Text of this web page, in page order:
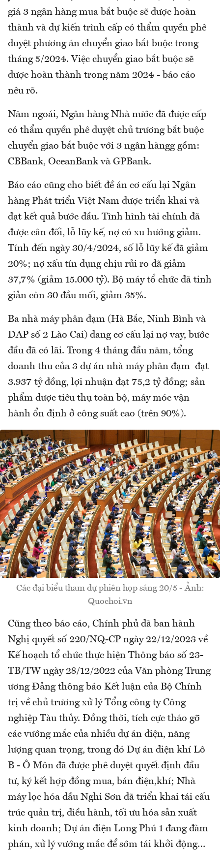
giá 3 ngân hàng mua bắt buộc sẽ được hoàn
thành và dự kiến trình cấp có thẩm quyền phê
duyệt phương án chuyển giao bắt buộc trong
tháng 5/2024. Việc chuyển giao bắt buộc sẽ
được hoàn thành trong năm 2024 - báo cáo
nêu rõ.
Năm ngoái, Ngân hàng Nhà nước đã được cấp
có thẩm quyền phê duyệt chủ trương bắt buộc
chuyển giao bắt buộc với 3 ngân hàngg gồm:
CBBank, OceanBank và GPBank.
Báo cáo cũng cho biết đề án cơ cấu lại Ngân
hàng Phát triển Việt Nam được triển khai và
đạt kết quả bước đầu. Tình hình tài chính đã
được cân đối, lỗ lũy kế, nợ có xu hướng giảm.
Tính đến ngày 30/4/2024, số lỗ lũy kế đã giảm
20%; nợ xấu tín dụng chịu rủi ro đã giảm
37,7% (giảm 15.000 tỷ). Bộ máy tổ chức đã tinh
giản còn 30 đầu mối, giảm 35%.
Ba nhà máy phân đạm (Hà Bắc, Ninh Bình và
DAP số 2 Lào Cai) đang cơ cấu lại nợ vay, bước
đầu đã có lãi. Trong 4 tháng đầu năm, tổng
doanh thu của 3 dự án nhà máy phân đạm đạt
3.937 tỷ đồng, lợi nhuận đạt 75,2 tỷ đồng; sản
phẩm được tiêu thụ toàn bộ, máy móc vận
hành ổn định ở công suất cao (trên 90%).
Các đại biểu tham dự phiên họp sáng 20/5 - Ảnh:
Quochoi.vn
Cũng theo báo cáo, Chính phủ đã ban hành
Nghị quyết số 220/NQ-CP ngày 22/12/2023 về
Kế hoạch tổ chức thực hiện Thông báo số 23-
TB/TW ngày 28/12/2022 của Văn phòng Trung
ương Đảng thông báo Kết luận của Bộ Chính
trị về chủ trương xử lý Tổng công ty Công
nghiệp Tàu thủy. Đồng thời, tích cực tháo gỡ
các vướng mắc của nhiều dự án điện, năng
lượng quan trọng, trong đó Dự án điện khí Lô
B - Ô Môn đã được phê duyệt quyết định đầu
tư, ký kết hợp đồng mua, bán điện,khí; Nhà
máy lọc hóa dầu Nghi Sơn đã triển khai tái cấu
trúc quản trị, điều hành, tối ưu hóa sản xuất
kinh doanh; Dự án điện Long Phú 1 đang đàm
phán, xử lý vướng mắc để sớm tái khởi động…